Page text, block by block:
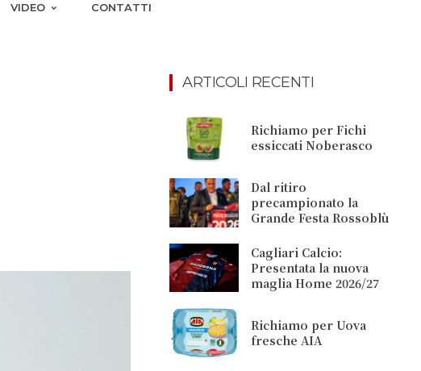
VIDEO CONTATTI
ARTICOLI RECENTI
Richiamo per Fichi
essiccati Noberasco
Dal ritiro
precampionato la
Grande Festa Rossoblù
Cagliari Calcio:
Presentata la nuova
maglia Home 2026/27
Richiamo per Uova
fresche AIA